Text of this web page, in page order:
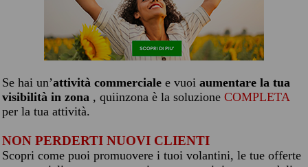
Se hai un’attività commerciale e vuoi aumentare la tua
visibilità in zona , quiinzona è la soluzione COMPLETA
per la tua attività.
NON PERDERTI NUOVI CLIENTI
Scopri come puoi promuovere i tuoi volantini, le tue offerte